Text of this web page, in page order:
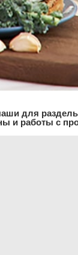
для
и работы с